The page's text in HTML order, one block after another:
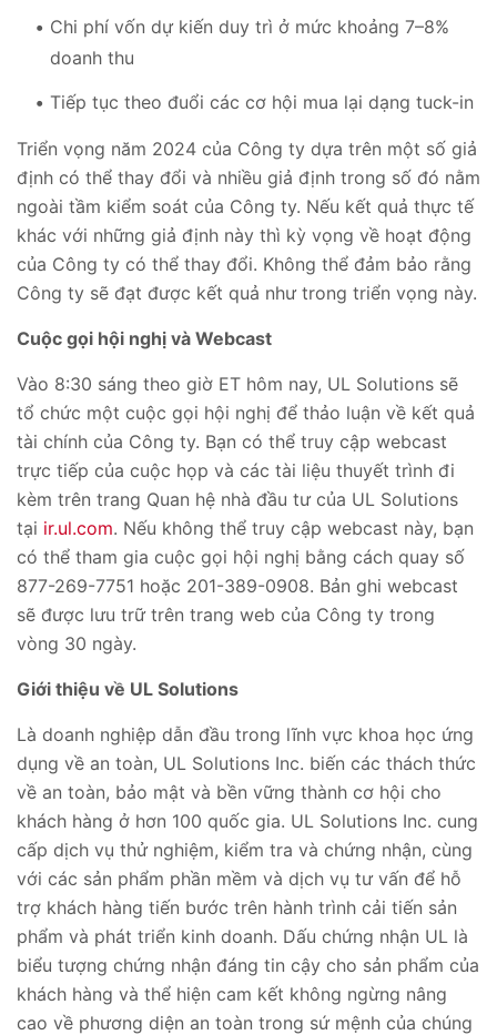
Chi phí vốn dự kiến duy trì ở mức khoảng 7–8%
doanh thu
Tiếp tục theo đuổi các cơ hội mua lại dạng tuck-in
Triển vọng năm 2024 của Công ty dựa trên một số giả
định có thể thay đổi và nhiều giả định trong số đó nằm
ngoài tầm kiểm soát của Công ty. Nếu kết quả thực tế
khác với những giả định này thì kỳ vọng về hoạt động
của Công ty có thể thay đổi. Không thể đảm bảo rằng
Công ty sẽ đạt được kết quả như trong triển vọng này.
Cuộc gọi hội nghị và Webcast
Vào 8:30 sáng theo giờ ET hôm nay, UL Solutions sẽ
tổ chức một cuộc gọi hội nghị để thảo luận về kết quả
tài chính của Công ty. Bạn có thể truy cập webcast
trực tiếp của cuộc họp và các tài liệu thuyết trình đi
kèm trên trang Quan hệ nhà đầu tư của UL Solutions
tại ir.ul.com. Nếu không thể truy cập webcast này, bạn
có thể tham gia cuộc gọi hội nghị bằng cách quay số
877-269-7751 hoặc 201-389-0908. Bản ghi webcast
sẽ được lưu trữ trên trang web của Công ty trong
vòng 30 ngày.
Giới thiệu về UL Solutions
Là doanh nghiệp dẫn đầu trong lĩnh vực khoa học ứng
dụng về an toàn, UL Solutions Inc. biến các thách thức
về an toàn, bảo mật và bền vững thành cơ hội cho
khách hàng ở hơn 100 quốc gia. UL Solutions Inc. cung
cấp dịch vụ thử nghiệm, kiểm tra và chứng nhận, cùng
với các sản phẩm phần mềm và dịch vụ tư vấn để hỗ
trợ khách hàng tiến bước trên hành trình cải tiến sản
phẩm và phát triển kinh doanh. Dấu chứng nhận UL là
biểu tượng chứng nhận đáng tin cậy cho sản phẩm của
khách hàng và thể hiện cam kết không ngừng nâng
cao về phương diện an toàn trong sứ mệnh của chúng